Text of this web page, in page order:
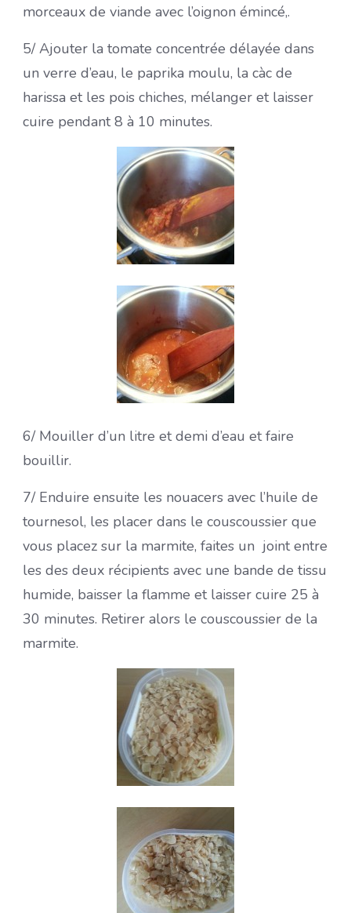
morceaux de viande avec l’oignon émincé,.
5/ Ajouter la tomate concentrée délayée dans
un verre d’eau, le paprika moulu, la càc de
harissa et les pois chiches, mélanger et laisser
cuire pendant 8 à 10 minutes.
6/ Mouiller d’un litre et demi d’eau et faire
bouillir.
7/ Enduire ensuite les nouacers avec l’huile de
tournesol, les placer dans le couscoussier que
vous placez sur la marmite, faites un joint entre
les des deux récipients avec une bande de tissu
humide, baisser la flamme et laisser cuire 25 à
30 minutes. Retirer alors le couscoussier de la
marmite.